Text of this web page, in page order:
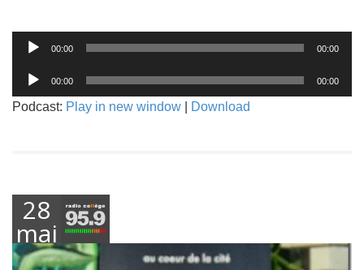
Lecteur
audio
00:00 00:00
Lecteur
audio
00:00 00:00
Podcast: Play in new window Download
28
mai
2021